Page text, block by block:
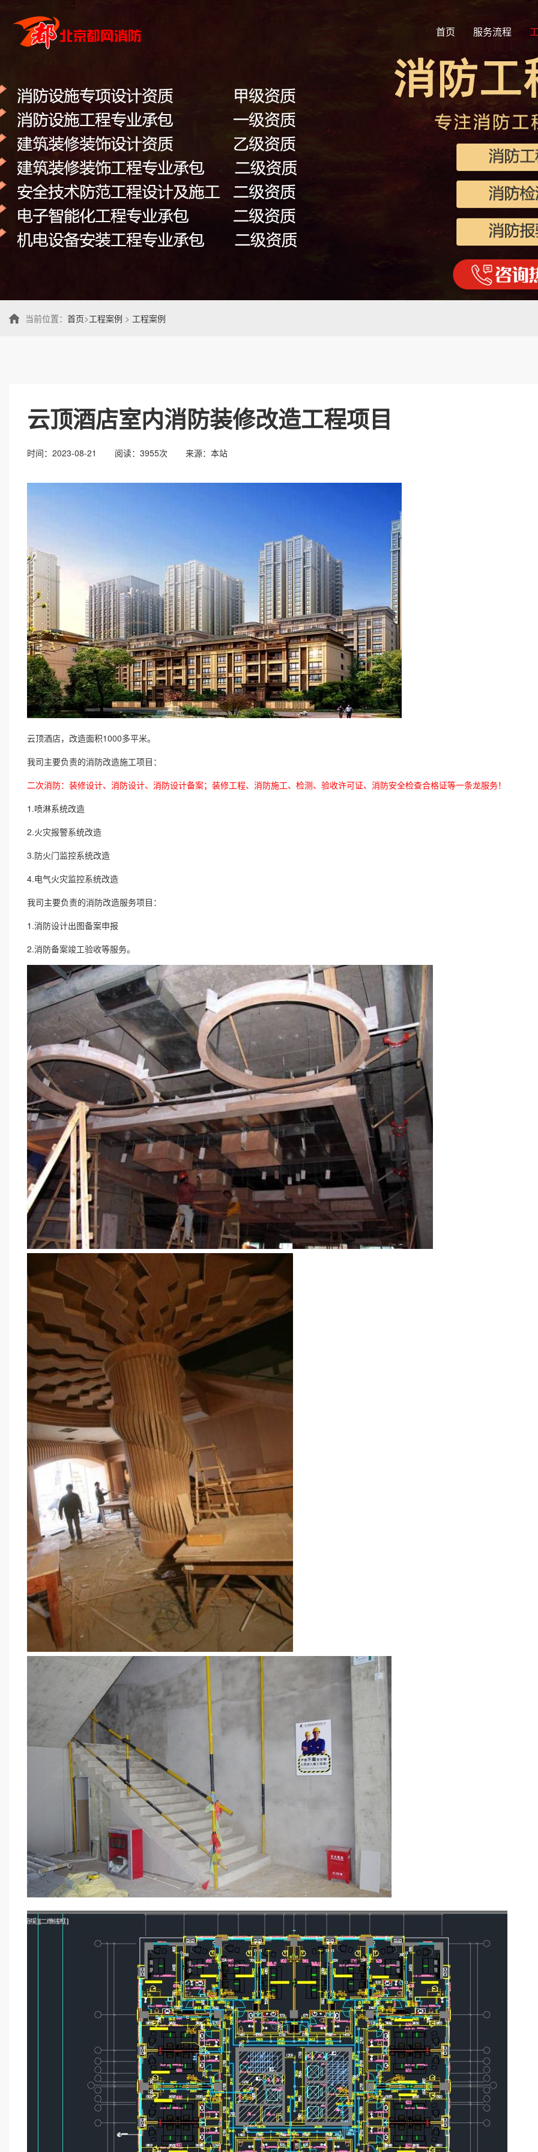
首页 服务流程
当前位置： 首页>工程案例 > 工程案例
云顶酒店室内消防装修改造工程项目
时间：2023-08-21 阅读：3955次 来源：本站
云顶酒店，改造面积1000多平米。
我司主要负责的消防改造施工项目：
二次消防：装修设计、消防设计、消防设计备案；装修工程、消防施工、检测、验收许可证、消防安全检查合格证等一条龙服务！
1.喷淋系统改造
2.火灾报警系统改造
3.防火门监控系统改造
4.电气火灾监控系统改造
我司主要负责的消防改造服务项目：
1.消防设计出图备案申报
2.消防备案竣工验收等服务。